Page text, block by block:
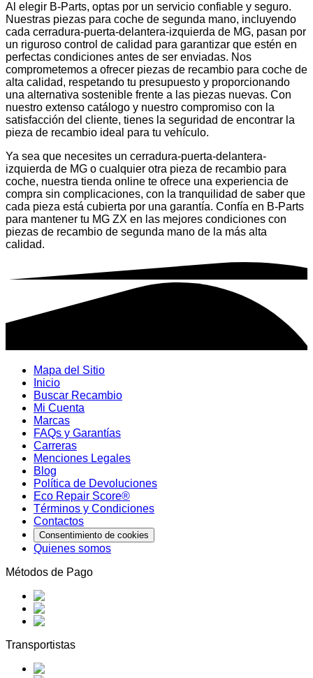
Al elegir B-Parts, optas por un servicio confiable y seguro.
Nuestras piezas para coche de segunda mano, incluyendo
cada cerradura-puerta-delantera-izquierda de MG, pasan por
un riguroso control de calidad para garantizar que estén en
perfectas condiciones antes de ser enviadas. Nos
comprometemos a ofrecer piezas de recambio para coche de
alta calidad, respetando tu presupuesto y proporcionando
una alternativa sostenible frente a las piezas nuevas. Con
nuestro extenso catálogo y nuestro compromiso con la
satisfacción del cliente, tienes la seguridad de encontrar la
pieza de recambio ideal para tu vehículo.
Ya sea que necesites un cerradura-puerta-delantera-
izquierda de MG o cualquier otra pieza de recambio para
coche, nuestra tienda online te ofrece una experiencia de
compra sin complicaciones, con la tranquilidad de saber que
cada pieza está cubierta por una garantía. Confía en B-Parts
para mantener tu MG ZX en las mejores condiciones con
piezas de recambio de segunda mano de la más alta
calidad.
Mapa del Sitio
Inicio
Buscar Recambio
Mi Cuenta
Marcas
FAQs y Garantías
Carreras
Menciones Legales
Blog
Política de Devoluciones
Eco Repair Score®
Términos y Condiciones
Contactos
Consentimiento de cookies
Quienes somos
Métodos de Pago
Transportistas